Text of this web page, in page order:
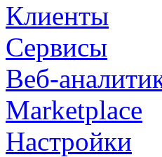
Клиенты
Сервисы
Веб-
Marketplace
Настройки